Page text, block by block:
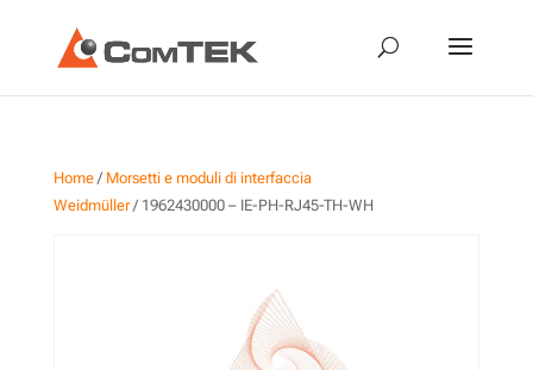
Home/ Morsetti e moduli di interfaccia
Weidmüller/ 1962430000 – IE-PH-RJ45-TH-WH